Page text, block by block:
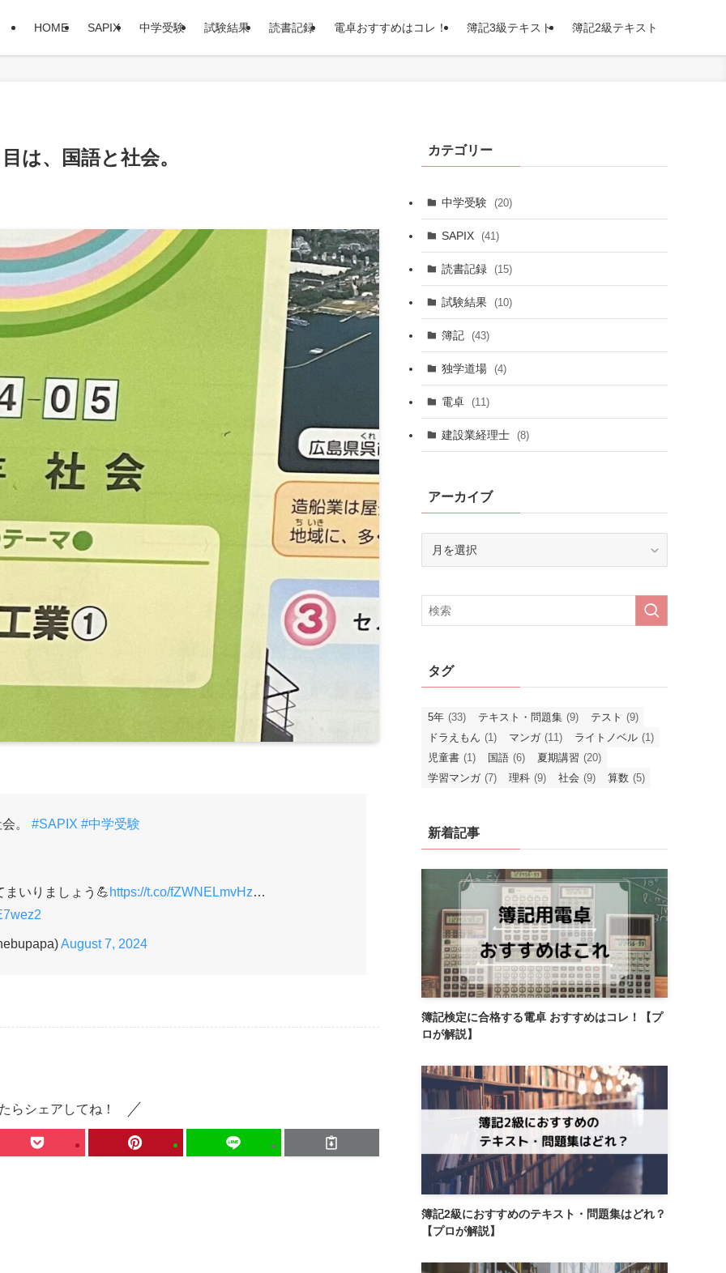
HOME SAPIX 中学受験 試験結果 読書記録 電卓おすすめはコレ！ 簿記3級テキスト 簿記2級テキスト
は、国語と社会。
。 #SAPIX #中学受験
いりましょう💪 https://t.co/fZWNELmvHz…
August 7, 2024
らシェアしてね！
カテゴリー
中学受験 (20)
SAPIX (41)
読書記録 (15)
試験結果 (10)
簿記 (43)
独学道場 (4)
電卓 (11)
建設業経理士 (8)
アーカイブ
イ
ブ
タグ
5年 (33) テキスト・問題集 (9) テスト (9)
ドラえもん (1) マンガ (11) ライトノベル (1)
児童書 (1) 国語 (6) 夏期講習 (20)
学習マンガ (7) 理科 (9) 社会 (9) 算数 (5)
新着記事
簿記検定に合格する電卓 おすすめはコレ！【プ
ロが解説】
簿記2級におすすめのテキスト・問題集はどれ？
【プロが解説】